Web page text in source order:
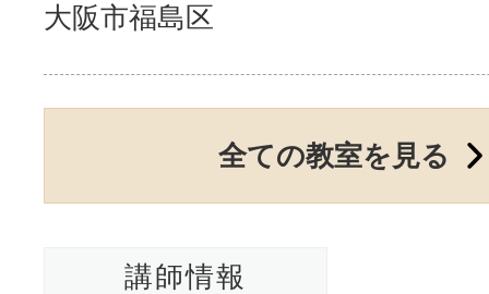
サイトマッ
大阪市福島区
全ての教室を見る
講師情報